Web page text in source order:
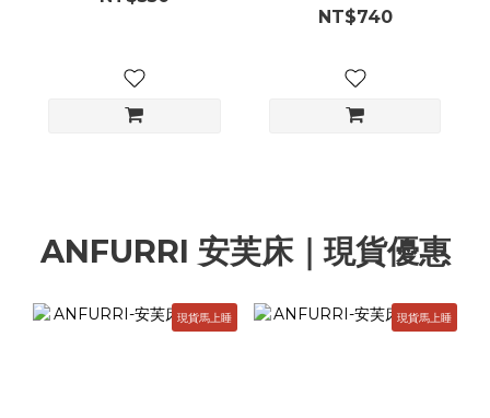
NT$740
ANFURRI 安芙床｜現貨優惠
現貨馬上睡 現貨馬上睡